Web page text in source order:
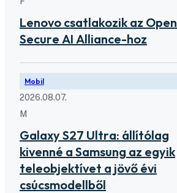
Lenovo csatlakozik az Open
Secure AI Alliance-hoz
Mobil
2026.08.07.
M
Galaxy S27 Ultra: állítólag
kivenné a Samsung az egyik
teleobjektívet a jövő évi
csúcsmodellből